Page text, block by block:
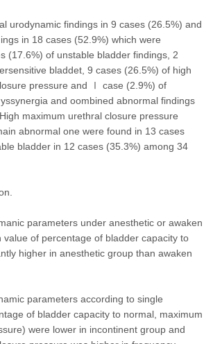
urodynamic findings in 9 cases (26.5%) and
in 18 cases (52.9%) which were
(17.6%) of unstable bladder findings, 2
bladdet, 9 cases (26.5%) of high
pressure and Ⅰ case (2.9%) of
and oombined abnormal findings
maximum urethral closure pressure
abnormal one were found in 13 cases
bladder in 12 cases (35.3%) among 34
parameters under anesthetic or awaken
value of percentage of bladder capacity to
higher in anesthetic group than awaken
parameters according to single
of bladder capacity to normal, maximum
were lower in incontinent group and